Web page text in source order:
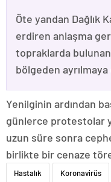
Öte yandan Dağlık
erdiren anlaşma
topraklarda
bölgeden
Yenilginin ardından
günlerce protestolar
uzun süre sonra
birlikte bir cenaze
Hastalık Koronavirüs